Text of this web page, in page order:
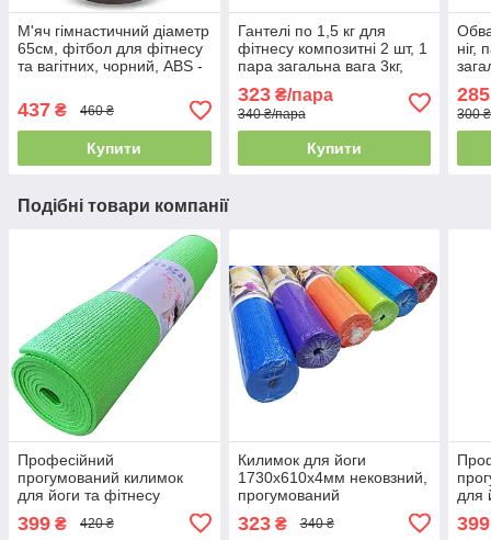
М'яч гімнастичний діаметр
65см, фітбол для фітнесу
та вагітних, чорний, ABS -
1980
437 ₴ 460 ₴
Купити
Гантелі по 1,5 кг для
фітнесу композитні 2 шт, 1
пара загальна вага 3кг,
чорний, Україна.
323₴/пара
340 ₴/пара
Купити
ніг,
285
300
Подібні товари компанії
Професійний
прогумований килимок
для йоги та фітнесу
1730х610х6мм, Зелений
399 ₴ 420 ₴
Килимок для йоги
1730х610х4мм нековзний,
прогумований
323₴ 340 ₴
для
399